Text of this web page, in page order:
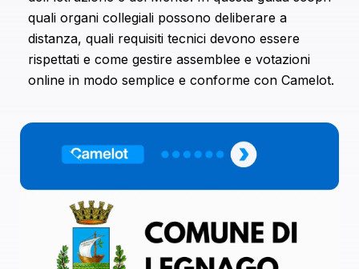
che hanno raccolto dal tuo utilizzo dei loro servizi.
quali organi collegiali possono deliberare a
distanza, quali requisiti tecnici devono essere
rispettati e come gestire assemblee e votazioni
online in modo semplice e conforme con Camelot.